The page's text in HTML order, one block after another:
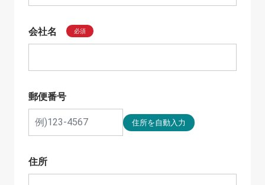
会社名 必須
郵便番号
住所